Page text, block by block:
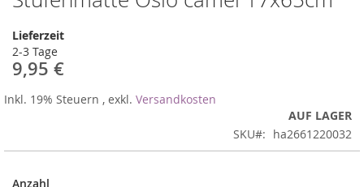
Lieferzeit
2-3 Tage
9,95 €
Inkl. 19% Steuern , exkl. Versandkosten
AUF LAGER
SKU
ha2661220032
Anzahl
Anfang
der
Bildergalerie
springen